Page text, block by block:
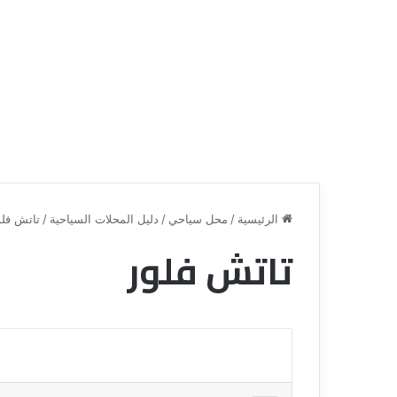
الرئيسية / محل سياحي / دليل المحلات السياحية / تاتش
تاتش فلورن
ة
س